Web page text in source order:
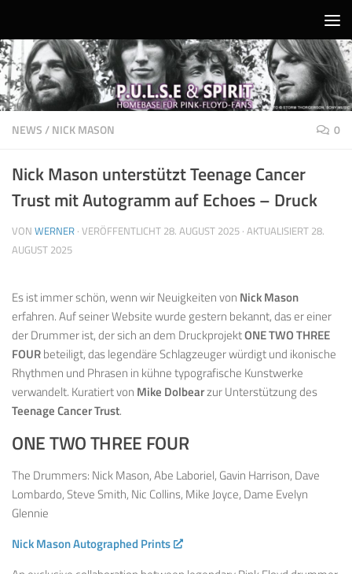
NEWS/NICK MASON 0
Nick Mason unterstützt Teenage Cancer
Trust mit Autogramm auf Echoes – Druck
VON WERNER · VERÖFFENTLICHT 28. AUGUST 2025 · AKTUALISIERT 28.
AUGUST 2025
Es ist immer schön, wenn wir Neuigkeiten von Nick Mason
erfahren. Auf seiner Website wurde gestern bekannt, das er einer
der Drummer ist, der sich an dem DruckprojektONE TWO THREE
FOURbeteiligt, das legendäre Schlagzeuger würdigt und ikonische
Rhythmen und Phrasen in kühne typografische Kunstwerke
verwandelt. Kuratiert von Mike Dolbearzur Unterstützung des
Teenage Cancer Trust.
ONE TWO THREE FOUR
The Drummers: Nick Mason, Abe Laboriel, Gavin Harrison, Dave
Lombardo, Steve Smith, Nic Collins, Mike Joyce, Dame Evelyn
Glennie
Nick Mason Autographed Prints